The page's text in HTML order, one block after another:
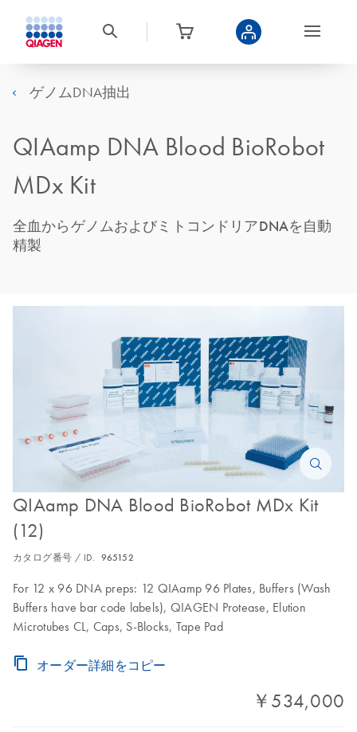
ゲノムDNA抽出
QIAamp DNA Blood BioRobot
MDx Kit
全血からゲノムおよびミトコンドリアDNAを自動
精製
QIAamp DNA Blood BioRobot MDx Kit
(12)
カタログ番号 / ID. 965152
For 12 x 96 DNA preps: 12 QIAamp 96 Plates, Buffers (Wash
Buffers have bar code labels), QIAGEN Protease, Elution
Microtubes CL, Caps, S-Blocks, Tape Pad
オーダー詳細をコピー
￥534,000